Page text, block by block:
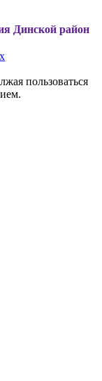
район
пользоваться